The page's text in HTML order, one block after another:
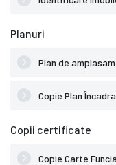
Planuri
Plan de
Copie Plan
Copii certificate
Copie Carte